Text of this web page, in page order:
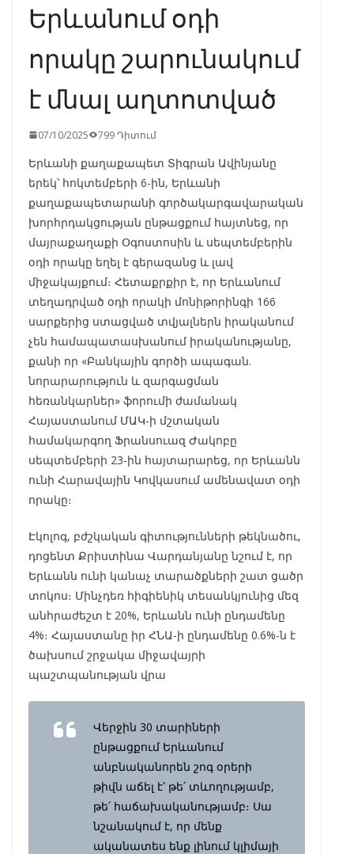
Երևանում օդի
որակը շարունակում
է մնալ աղտոտված
07/10/2025 799 Դիտում
Երևանի քաղաքապետ Տիգրան Ավինյանը
երեկ՝ հոկտեմբերի 6-ին, Երևանի
քաղաքապետարանի գործակարգավարական
խորհրդակցության ընթացքում հայտնեց, որ
մայրաքաղաքի Օգոստոսին և սեպտեմբերին
օդի որակը եղել է գերազանց և լավ
միջակայքում։ Հետաքրքիր է, որ Երևանում
տեղադրված օդի որակի մոնիթորինգի 166
սարքերից ստացված տվյալներն իրականում
չեն համապատասխանում իրականությանը,
քանի որ «Բանկային գործի ապագան.
նորարարություն և զարգացման
հեռանկարներ» ֆորումի ժամանակ
Հայաստանում ՄԱԿ-ի մշտական ​​
համակարգող Ֆրանսուազ Ժակոբը
սեպտեմբերի 23-ին հայտարարեց, որ Երևանն
ունի Հարավային Կովկասում ամենավատ օդի
որակը։
Էկոլոգ, բժշկական գիտությունների թեկնածու,
դոցենտ Քրիստինա Վարդանյանը նշում է, որ
Երևանն ունի կանաչ տարածքների շատ ցածր
տոկոս։ Մինչդեռ հիգիենիկ տեսանկյունից մեզ
անհրաժեշտ է 20%, Երևանն ունի ընդամենը
4%։ Հայաստանը իր ՀՆԱ-ի ընդամենը 0.6%-ն է
ծախսում շրջակա միջավայրի
պաշտպանության վրա
Վերջին 30 տարիների
ընթացքում Երևանում
անբնականորեն շոգ օրերի
թիվն աճել է՝ թե՛ տևողությամբ,
թե՛ հաճախականությամբ։ Սա
նշանակում է, որ մենք
ականատես ենք լինում կլիմայի